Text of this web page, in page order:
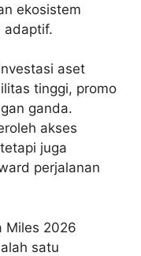
ekosistem
adaptif.
aset
tinggi, promo
ganda.
akses
juga
perjalanan
Miles 2026
satu